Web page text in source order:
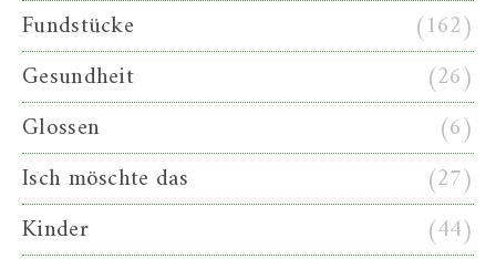
Fundstücke
(162)
Gesundheit
(26)
Glossen
(6)
Isch möschte das
(27)
Kinder
(44)